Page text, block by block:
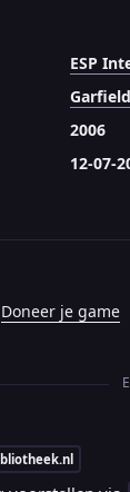
ESP
Garfield
2006
12-07-
Doneer je game